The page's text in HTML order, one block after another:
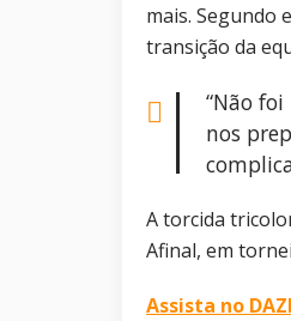
mais. Segundo
transição da
“Não
nos
A torcida
Afinal, em
Assista no